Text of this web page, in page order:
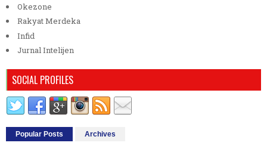
Okezone
Rakyat Merdeka
Infid
Jurnal Intelijen
SOCIAL PROFILES
Popular Posts Archives